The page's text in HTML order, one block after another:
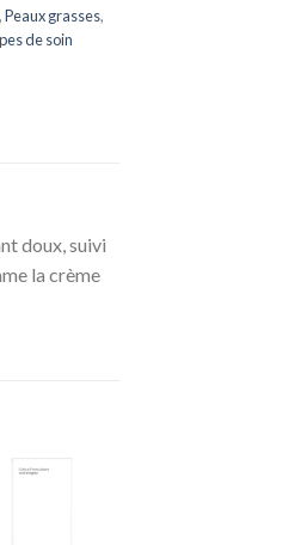
,Peaux grasses,
de soin
doux, suivi
la crème